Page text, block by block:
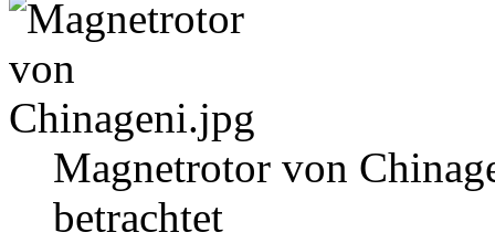
Magnetrotor von
betrachtet